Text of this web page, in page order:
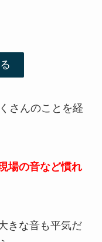
さんのことを経
場の音など慣れ
きな音も平気だ